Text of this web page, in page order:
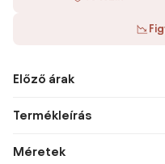
Előző árak
Termékleírás
Méretek